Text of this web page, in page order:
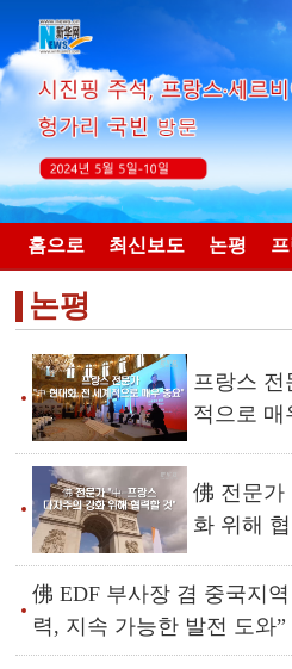
홈으로 최신보도 논평
논평
프랑스 전
적으로 매
佛 전문가
화 위해
佛 EDF 부사장 겸 중국지
력, 지속 가능한 발전 도와”